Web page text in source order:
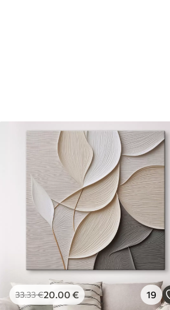
33.33€20.00 € 19